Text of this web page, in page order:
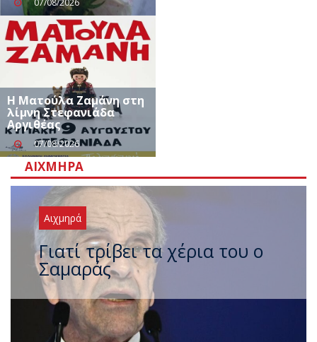
07/08/2026
Η Ματούλα Ζαμάνη στη
λίμνη Στεφανιάδα
Αργιθέας
07/08/2026
ΑΙΧΜΗΡΆ
Αιχμηρά
Ξαναχτύπησαν